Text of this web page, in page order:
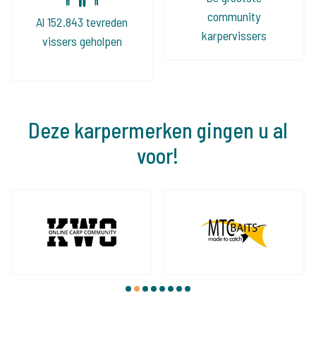
Al 152.843 tevreden
vissers geholpen
community
karpervissers
Deze karpermerken gingen u al
voor!
1 2 3 4 5 6 7 8